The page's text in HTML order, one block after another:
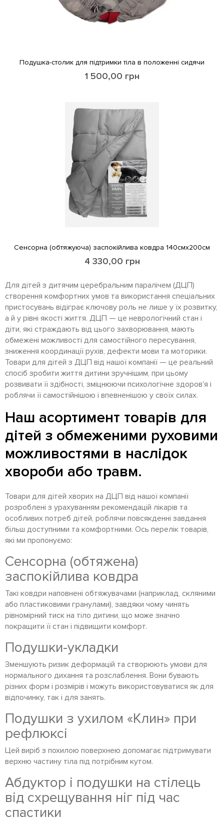
Подушка-столик для підтримки тіла в положенні сидячи
1 500,00 грн
Сенсорна (обтяжуюча) заспокійлива ковдра 140смх200см
4 330,00 грн
Для дітей з дитячим церебральним паралічем (ДЦП)
створення комфортних умов та використання спеціальних
пристосувань відіграє ключову роль не лише у їх розвитку,
а й у рівні якості життя. ДЦП — це неврологічний стан і
діти, які страждають від цього захворювання, мають
обмежені можливості для самостійного пересування,
зниження координації рухів, дефекти мови та моторики.
Товари для дітей з ДЦП від нашої компанії — це реальний
спосіб зробити життя дитини зручнішим, при цьому
розвивати її здібності, зміцнюючи психологічне здоров'я і
роблячи її самостійнішою і впевненішою у своїх силах.
Наш асортимент товарів для
дітей з обмеженими руховими
можливостями в наслідок
хвороби або травм.
Товари для дітей хворих на ДЦП від нашої компанії
розроблені з урахуванням рекомендацій лікарів та
особливих потреб дітей, роблячи повсякденні завдання
більш доступними та комфортними. Ось перелік товарів,
які ми пропонуємо:
Сенсорна (обтяжена)
заспокійлива ковдра
Такі ковдри наповнені обтяжувачами (наприклад, скляними
або пластиковими гранулами), завдяки чому чинять
рівномірний тиск на тіло дитини, що може значно
покращити її стан і підвищити комфорт.
Подушки-укладки
Зменшують ризик деформацій та створюють умови для
нормального дихання та розслаблення. Вони бувають
різних форм і розмірів і можуть використовуватися як для
відпочинку, так і для занять.
Подушки з ухилом «Клин» при
рефлюксі
Цей виріб з похилою поверхнею допомагає підтримувати
верхню частину тіла під потрібним кутом.
Абдуктор і подушки на стілець
від схрещування ніг під час
спастики